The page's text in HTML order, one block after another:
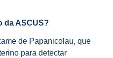
da ASCUS?
de Papanicolau, que
para detectar